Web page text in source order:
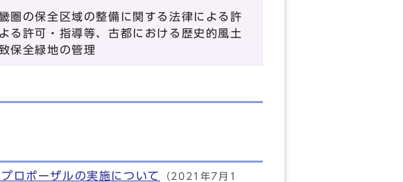
圏の保全区域の整備に関する法律による許
る許可・指導等、古都における歴史的風土
保全緑地の管理
ロポーザルの実施について （2021年7月1